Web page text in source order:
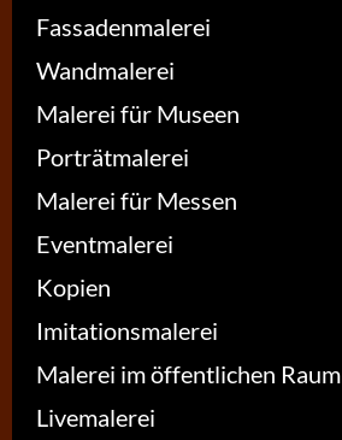
Fassadenmalerei
Wandmalerei
Malerei für Museen
Porträtmalerei
Malerei für Messen
Eventmalerei
Kopien
Imitationsmalerei
Malerei im öffentlichen Raum
Livemalerei